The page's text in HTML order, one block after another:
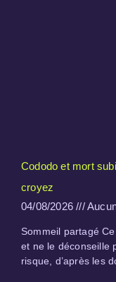
Cododo et mort
croyez
04/08/2026
Sommeil partagé
et ne le déconseille
risque, d’après les